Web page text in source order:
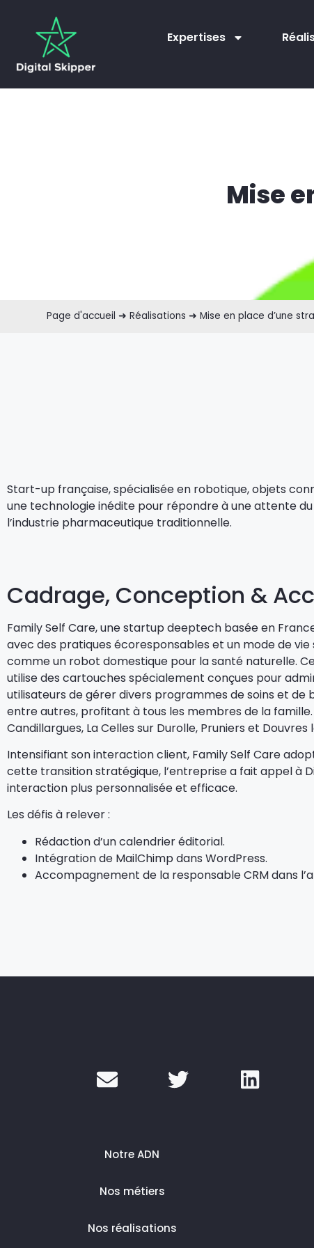
Expertises
Mise
Page d'accueil ➜Réalisations ➜Mise en place d’une
Start-up française, spécialisée en robotique, objets
une technologie inédite pour répondre à une attente
l’industrie pharmaceutique traditionnelle.
Cadrage, Conception &
Family Self Care, une startup deeptech basée en
avec des pratiques écoresponsables et un mode de vie
comme un robot domestique pour la santé naturelle.
utilise des cartouches spécialement conçues pour
utilisateurs de gérer divers programmes de soins et
entre autres, profitant à tous les membres de la
Candillargues, La Celles sur Durolle, Pruniers et Douvres
Intensifiant son interaction client, Family Self Care
cette transition stratégique, l’entreprise a fait appel à
interaction plus personnalisée et efficace.
Les défis à relever :
Rédaction d’un calendrier éditorial.
Intégration de MailChimp dans WordPress.
Accompagnement de la responsable CRM dans
Notre ADN
Nos métiers
Nos réalisations